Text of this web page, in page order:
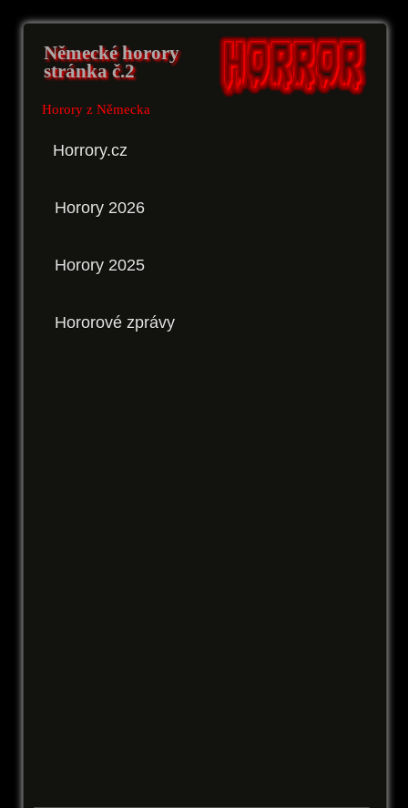
Německé horory
stránka č.2
Horory z Německa
Horrory.cz
Horory 2026
Horory 2025
Hororové zprávy